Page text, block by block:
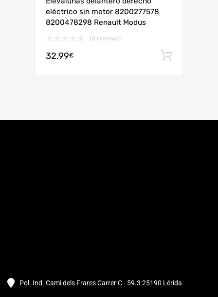
eléctrico sin motor 8200277578
8200478298 Renault Modus
(0 reviews)
32.99€
Pol. Ind. Cami dels Frares Carrer C - 59.3 25190 Lérida